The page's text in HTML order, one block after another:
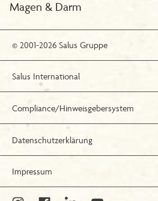
Magen & Darm
© 2001-2026 Salus Gruppe
Salus International
Compliance/Hinweisgebersystem
Datenschutzerklärung
Impressum